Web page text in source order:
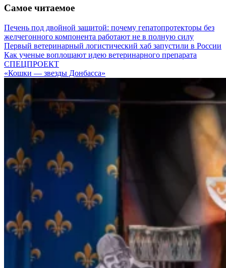
Самое читаемое
Печень под двойной защитой: почему гепатопротекторы без
желчегонного компонента работают не в полную силу
Первый ветеринарный логистический хаб запустили в России
Как ученые воплощают идею ветеринарного препарата
СПЕЦПРОЕКТ
«Кошки — звезды Донбасса»